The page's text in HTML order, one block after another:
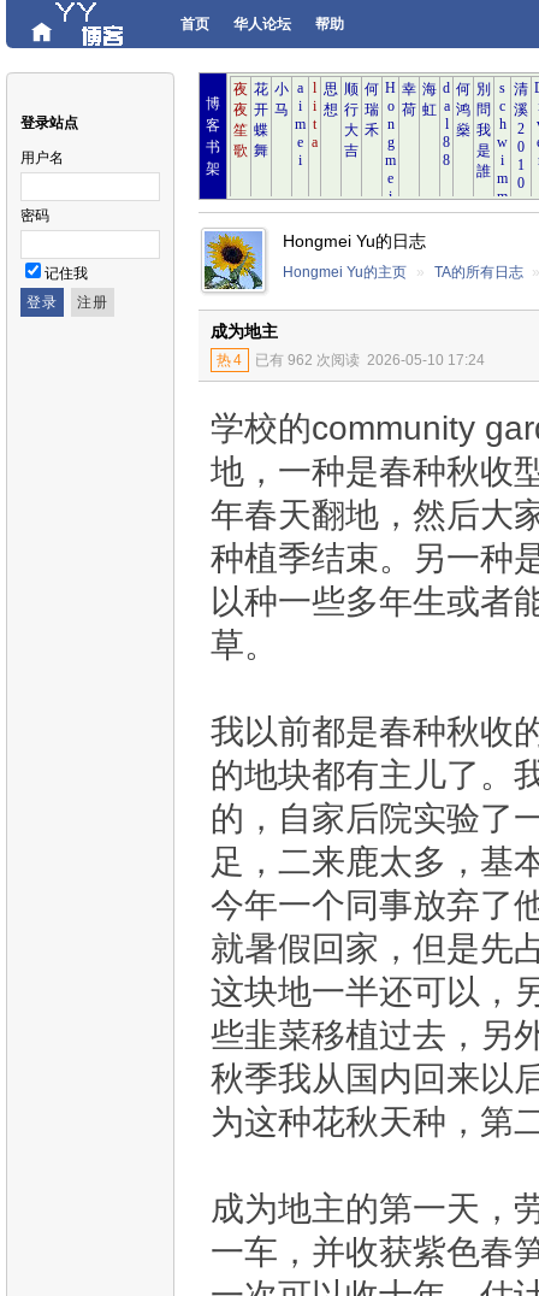
首页 华人论坛 帮助
登录站点
用户名
密码
记住我
博
客
书
架
Hongmei Yu的日志
Hongmei Yu的主页 » TA的所有日志
成为地主
热4 已有 962 次阅读 2026-05-10 17:24
学校的community
地，一种是春种秋收
年春天翻地，然后大
种植季结束。另一种
以种一些多年生或者
草。
我以前都是春种秋收
的地块都有主儿了。
的，自家后院实验了
足，二来鹿太多，基
今年一个同事放弃了
就暑假回家，但是先
这块地一半还可以，
些韭菜移植过去，另
秋季我从国内回来以
为这种花秋天种，第
成为地主的第一天，
一车，并收获紫色春